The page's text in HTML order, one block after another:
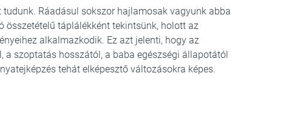
Ráadásul sokszor hajlamosak vagyunk abba
összetételű táplálékként tekintsünk, holott az
alkalmazkodik. Ez azt jelenti, hogy az
a szoptatás hosszától, a baba egészségi állapotától
tehát elképesztő változásokra képes.